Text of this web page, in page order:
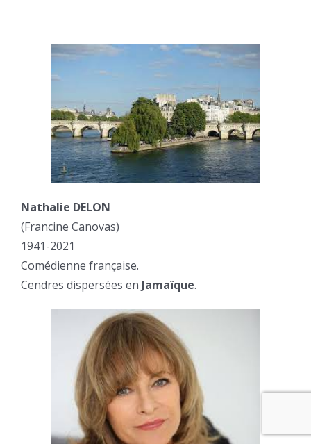
Nathalie DELON
(Francine Canovas)
1941-2021
Comédienne française.
Cendres dispersées en Jamaïque.